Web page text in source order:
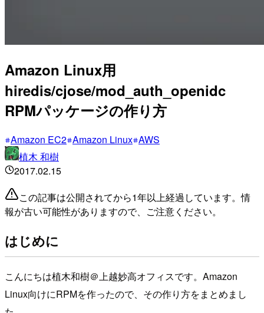
Amazon Linux用
hiredis/cjose/mod_auth_openidc
RPMパッケージの作り方
Amazon EC2 Amazon Linux AWS
植木 和樹
2017.02.15
この記事は公開されてから1年以上経過しています。情
報が古い可能性がありますので、ご注意ください。
はじめに
こんにちは植木和樹＠上越妙高オフィスです。Amazon
Linux向けにRPMを作ったので、その作り方をまとめまし